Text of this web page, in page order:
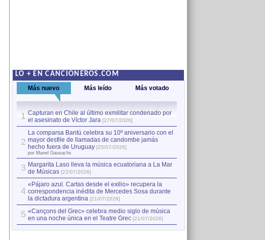
LO + EN CANCIONEROS.COM
Más nuevo Más leído Más votado
1 Capturan en Chile al último exmilitar condenado por
el asesinato de Víctor Jara [27/07/2026]
2
La comparsa Bantú celebra su 10º aniversario con el
mayor desfile de llamadas de candombe jamás
hecho fuera de Uruguay [25/07/2026]
por Manel Gausachs
3 Margarita Laso lleva la música ecuatoriana a La Mar
de Músicas [22/07/2026]
4
«Pájaro azul. Cartas desde el exilio» recupera la
correspondencia inédita de Mercedes Sosa durante
la dictadura argentina [21/07/2026]
5 «Cançons del Grec» celebra medio siglo de música
en una noche única en el Teatre Grec [21/07/2026]